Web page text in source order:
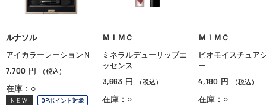
ルナソル
アイカラーレーションＮ
7,700 円 （税込）
在庫：○
NEW OPポイント対象
ＭｉＭＣ
ミネラルデューリップエ
ッセンス
3,663 円 （税込）
在庫：○
ＭｉＭＣ
ビオモイスチュア
ー
4,180 円 （税込）
在庫：○